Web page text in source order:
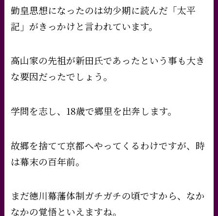
勤皇思想になったのは幼少期に読んだ「太平
記」がきっかけと言われています。
高山家の先祖が新田氏であったという事も大き
な要因だったでしょう。
学問を志し、18歳で郷里を出奔します。
故郷を捨てて京都へやってくるわけですが、時
は幕末の百年前。
まだ徳川幕藩体制ガチガチの頃ですから、なか
なかの覚悟といえますね。